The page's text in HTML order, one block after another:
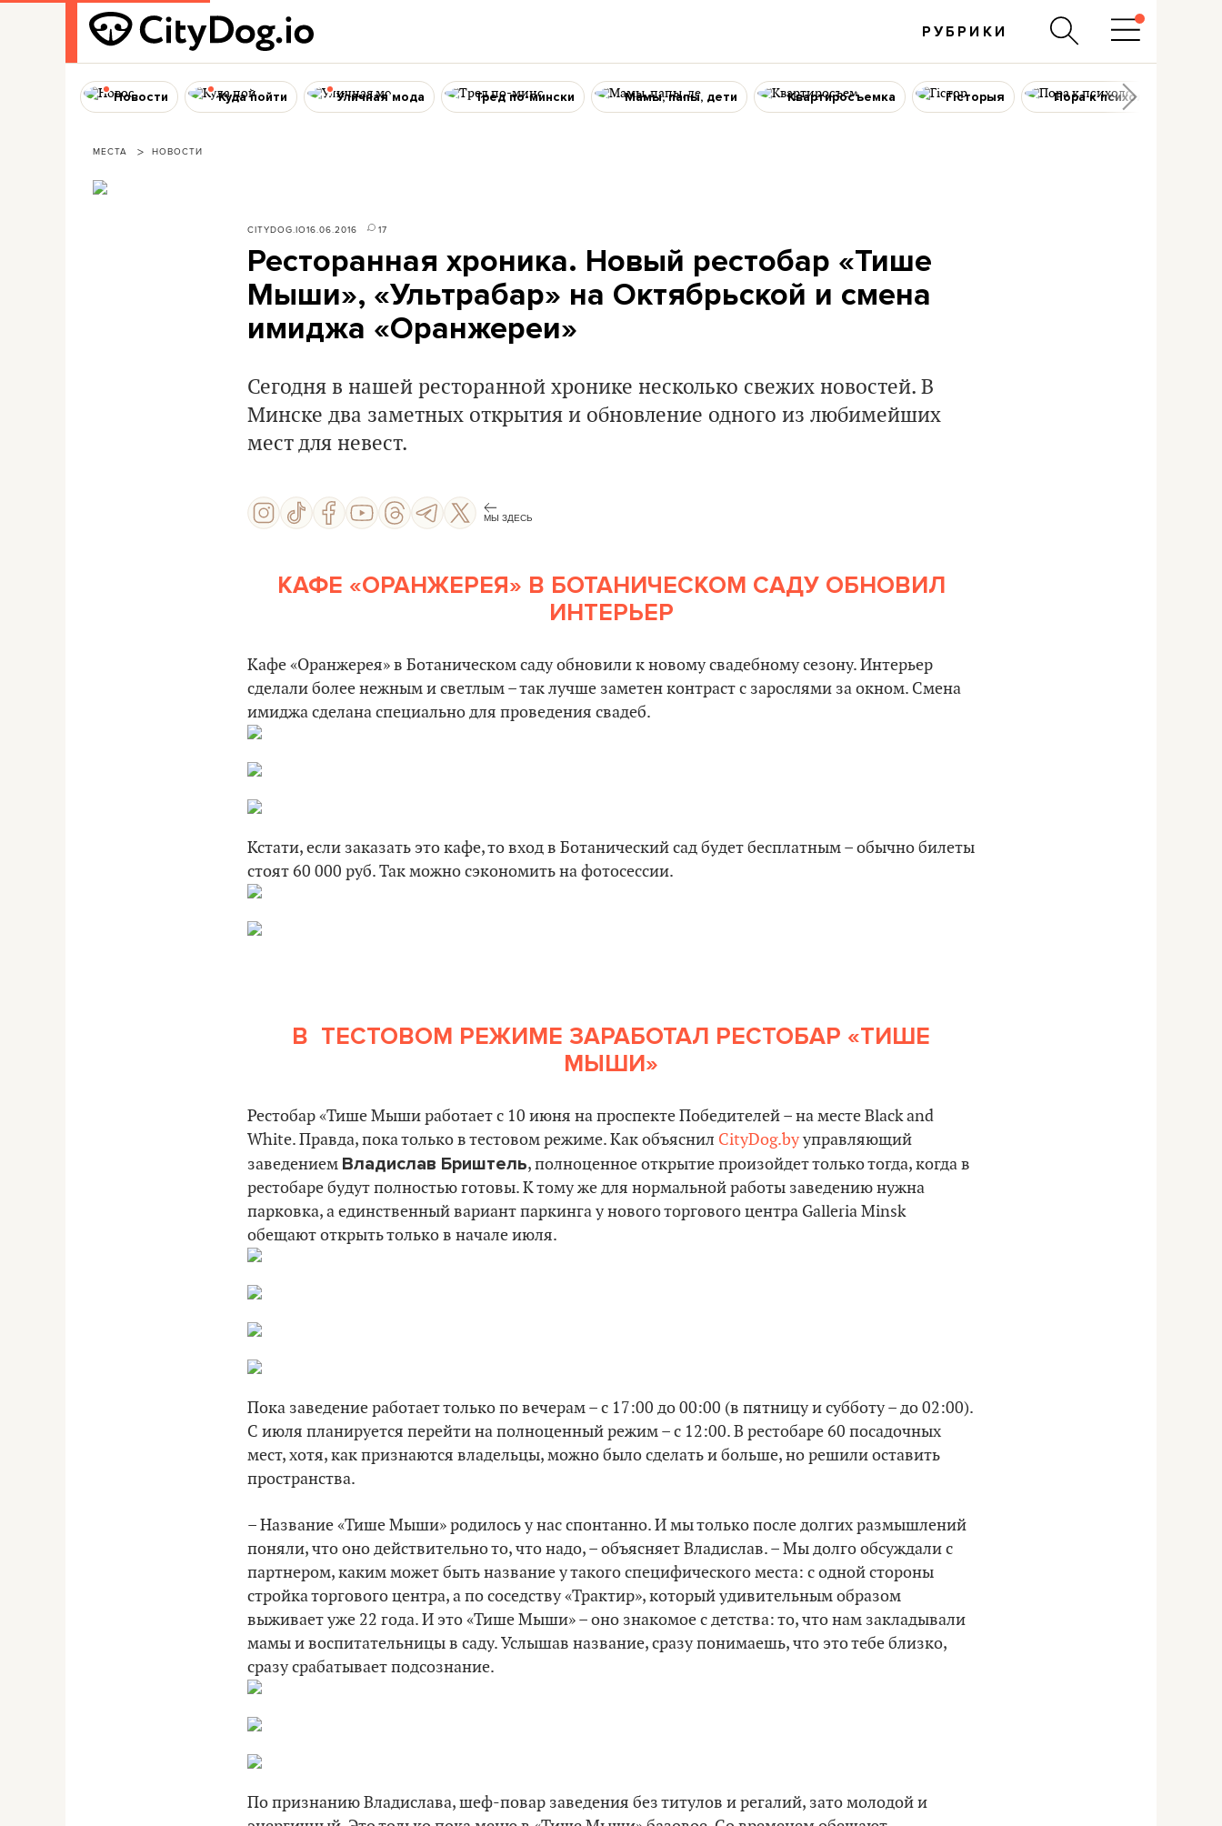
РУБРИКИ
Новости Куда пойти Уличная мода Тред по-мински Мамы, папы, дети Квартиросъемка Гісторыя Пора к психологу
МЕСТА НОВОСТИ
CITYDOG.IO16.06.2016 17
Ресторанная хроника. Новый рестобар «Тише
Мыши», «Ультрабар» на Октябрьской и смена
имиджа «Оранжереи»
Сегодня в нашей ресторанной хронике несколько свежих новостей. В
Минске два заметных открытия и обновление одного из любимейших
мест для невест.
МЫ ЗДЕСЬ
КАФЕ «ОРАНЖЕРЕЯ» В БОТАНИЧЕСКОМ САДУ ОБНОВИЛ
ИНТЕРЬЕР
Кафе «Оранжерея» в Ботаническом саду обновили к новому свадебному сезону. Интерьер
сделали более нежным и светлым – так лучше заметен контраст с зарослями за окном. Смена
имиджа сделана специально для проведения свадеб.
Кстати, если заказать это кафе, то вход в Ботанический сад будет бесплатным – обычно билеты
стоят 60 000 руб. Так можно сэкономить на фотосессии.
В ТЕСТОВОМ РЕЖИМЕ ЗАРАБОТАЛ РЕСТОБАР «ТИШЕ
МЫШИ»
Рестобар «Тише Мыши работает с 10 июня на проспекте Победителей – на месте Black and
White. Правда, пока только в тестовом режиме. Как объяснил CityDog.byуправляющий
заведением Владислав Бриштель, полноценное открытие произойдет только тогда, когда в
рестобаре будут полностью готовы. К тому же для нормальной работы заведению нужна
парковка, а единственный вариант паркинга у нового торгового центра Galleria Minsk
обещают открыть только в начале июля.
Пока заведение работает только по вечерам – с 17:00 до 00:00 (в пятницу и субботу – до 02:00).
С июля планируется перейти на полноценный режим – с 12:00. В рестобаре 60 посадочных
мест, хотя, как признаются владельцы, можно было сделать и больше, но решили оставить
пространства.
– Название «Тише Мыши» родилось у нас спонтанно. И мы только после долгих размышлений
поняли, что оно действительно то, что надо, – объясняет Владислав. – Мы долго обсуждали с
партнером, каким может быть название у такого специфического места: с одной стороны
стройка торгового центра, а по соседству «Трактир», который удивительным образом
выживает уже 22 года. И это «Тише Мыши» – оно знакомое с детства: то, что нам закладывали
мамы и воспитательницы в саду. Услышав название, сразу понимаешь, что это тебе близко,
сразу срабатывает подсознание.
По признанию Владислава, шеф-повар заведения без титулов и регалий, зато молодой и